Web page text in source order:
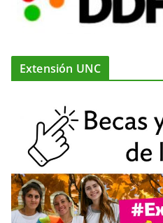
Extensión UNC